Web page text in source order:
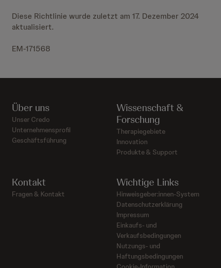
Diese Richtlinie wurde zuletzt am 17. Dezember 2024
aktualisiert.
EM-171568
Über uns
Unser Credo
Unternehmensprofil
Geschäftsführung
Wissenschaft &
Forschung
Therapiegebiete
Innovation
Produkte & Support
Kontakt
Fragen & Kontakt
Wichtige Links
Hinweisgeber:innen-System
Datenschutzerklärung
Impressum
Einkaufs- und
Verkaufsbedingungen
Nutzungs- und
Haftungsbedingungen